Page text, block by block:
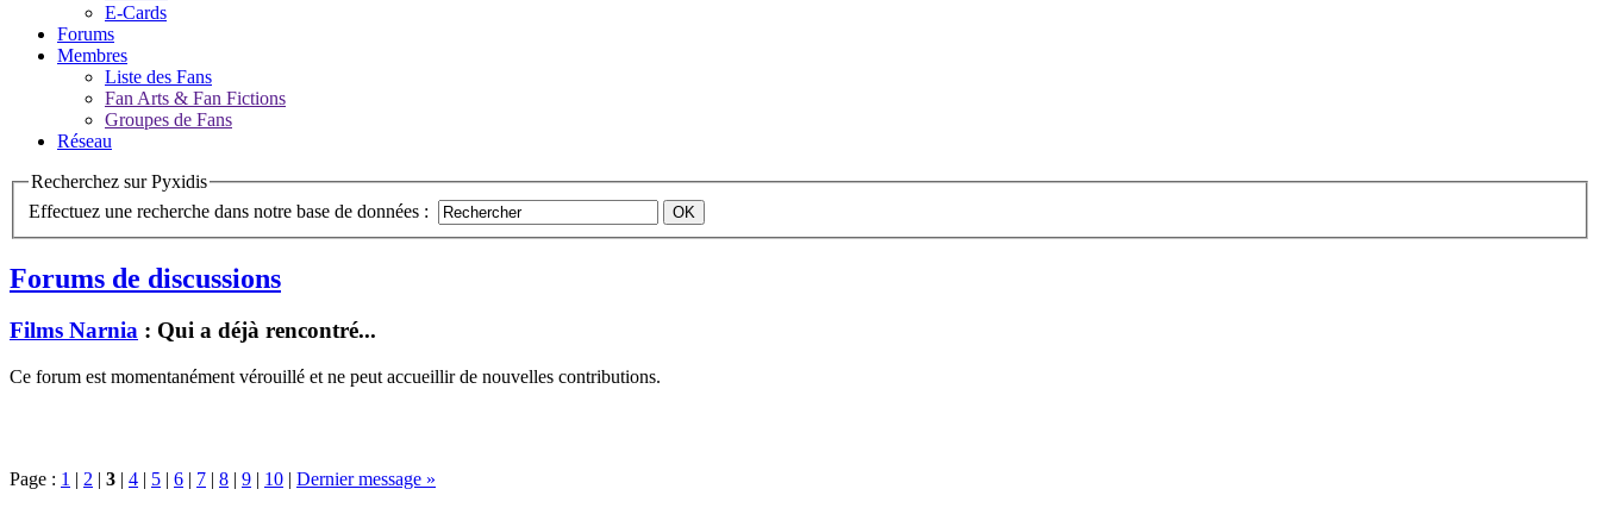
E-Cards
Forums
Membres
Liste des Fans
Fan Arts & Fan Fictions
Groupes de Fans
Réseau
Recherchez sur Pyxidis
Effectuez une recherche dans notre base de données :
Forums de discussions
Films Narnia : Qui a déjà rencontré...
Ce forum est momentanément vérouillé et ne peut accueillir de nouvelles contributions.
Page : 1 | 2 | 3 | 4 | 5 | 6 | 7 | 8 | 9 | 10 | Dernier message »